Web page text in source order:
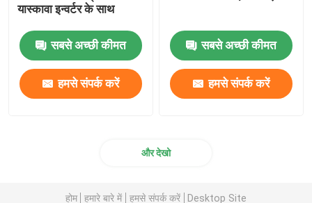
लेजर काटने की मशीन
केबल बॉबिन
सीसीवी लाइनें
यास्कावा इन्वर्टर के साथ
सबसे अच्छी कीमत
हमसे संपर्क करें
सबसे अच्छी कीमत
हमसे संपर्क करें
और देखो
होम हमारे बारे में हमसे संपर्क करें Desktop Site